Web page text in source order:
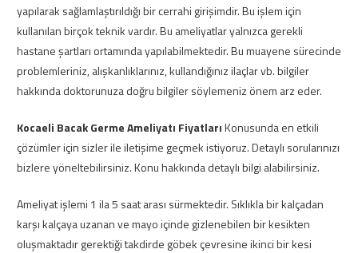
yapılarak sağlamlaştırıldığı bir cerrahi girişimdir. Bu işlem için
kullanılan birçok teknik vardır. Bu ameliyatlar yalnızca gerekli
hastane şartları ortamında yapılabilmektedir. Bu muayene sürecinde
problemleriniz, alışkanlıklarınız, kullandığınız ilaçlar vb. bilgiler
hakkında doktorunuza doğru bilgiler söylemeniz önem arz eder.
Kocaeli Bacak Germe Ameliyatı FiyatlarıKonusunda en etkili
çözümler için sizler ile iletişime geçmek istiyoruz. Detaylı sorularınızı
bizlere yöneltebilirsiniz. Konu hakkında detaylı bilgi alabilirsiniz.
Ameliyat işlemi 1 ila 5 saat arası sürmektedir. Sıklıkla bir kalçadan
karşı kalçaya uzanan ve mayo içinde gizlenebilen bir kesikten
oluşmaktadır gerektiği takdirde göbek çevresine ikinci bir kesi